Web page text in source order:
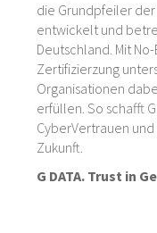
die Grundpfeiler
entwickelt und
Deutschland. Mit
Zertifizierzung
Organisationen
erfüllen. So schafft
CyberVertrauen
Zukunft.
G DATA. Trust in